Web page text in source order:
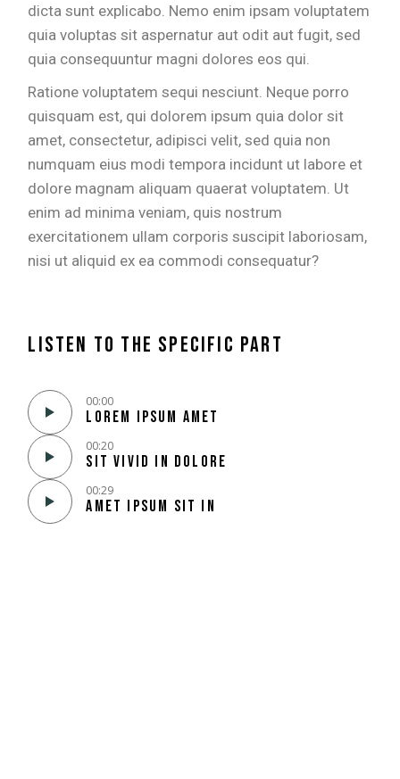
dicta sunt explicabo. Nemo enim ipsam voluptatem
quia voluptas sit aspernatur aut odit aut fugit, sed
quia consequuntur magni dolores eos qui.
Ratione voluptatem sequi nesciunt. Neque porro
quisquam est, qui dolorem ipsum quia dolor sit
amet, consectetur, adipisci velit, sed quia non
numquam eius modi tempora incidunt ut labore et
dolore magnam aliquam quaerat voluptatem. Ut
enim ad minima veniam, quis nostrum
exercitationem ullam corporis suscipit laboriosam,
nisi ut aliquid ex ea commodi consequatur?
Listen to the specific part
00:00
Lorem ipsum amet
00:20
Sit vivid in dolore
00:29
Amet ipsum sit in